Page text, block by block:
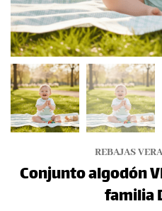
REBAJAS
Conjunto algodón
familia